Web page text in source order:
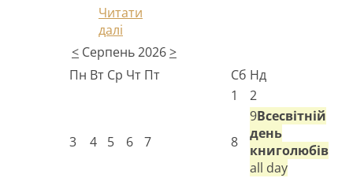
Читати
далі
< Серпень 2026>
Пн Вт Ср Чт Пт Сб Нд
1
2
3 4 5 6 7 8
9Всесвітній
день
книголюбів
all day